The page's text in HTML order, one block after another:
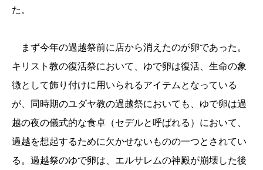
た。
まず今年の過越祭前に店から消えたのが卵であった。
キリスト教の復活祭において、ゆで卵は復活、生命の象
徴として飾り付けに用いられるアイテムとなっている
が、同時期のユダヤ教の過越祭においても、ゆで卵は過
越の夜の儀式的な食卓（セデルと呼ばれる）において、
過越を想起するために欠かせないものの一つとされてい
る。過越祭のゆで卵は、エルサレムの神殿が崩壊した後